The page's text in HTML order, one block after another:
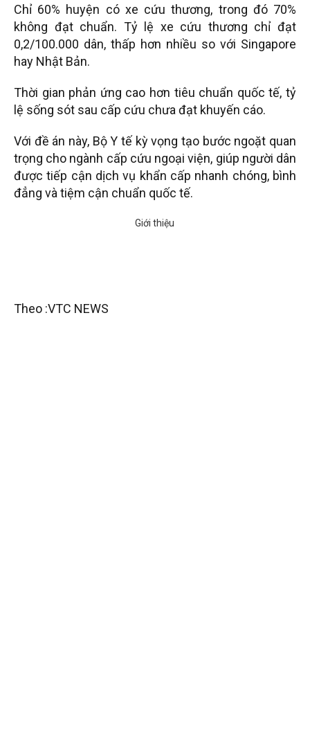
Chỉ 60% huyện có xe cứu thương, trong đó 70%
không đạt chuẩn. Tỷ lệ xe cứu thương chỉ đạt
0,2/100.000 dân, thấp hơn nhiều so với Singapore
hay Nhật Bản.
Thời gian phản ứng cao hơn tiêu chuẩn quốc tế, tỷ
lệ sống sót sau cấp cứu chưa đạt khuyến cáo.
Với đề án này, Bộ Y tế kỳ vọng tạo bước ngoặt quan
trọng cho ngành cấp cứu ngoại viện, giúp người dân
được tiếp cận dịch vụ khẩn cấp nhanh chóng, bình
đẳng và tiệm cận chuẩn quốc tế.
Theo :VTC NEWS